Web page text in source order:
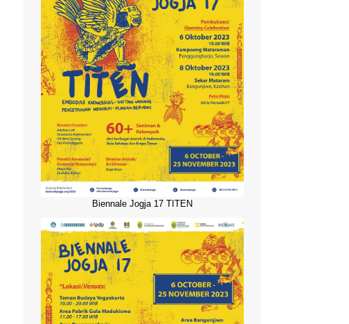
Biennale Jogja 17 TITEN